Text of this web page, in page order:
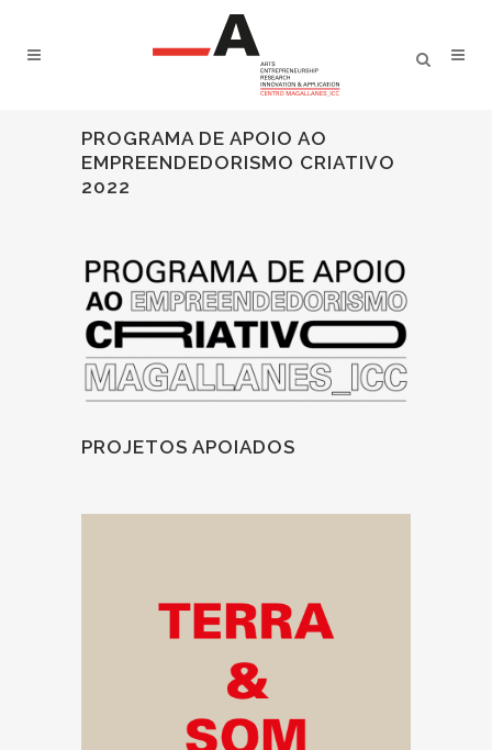
PROGRAMA DE APOIO AO
EMPREENDEDORISMO CRIATIVO
2022
PROJETOS APOIADOS